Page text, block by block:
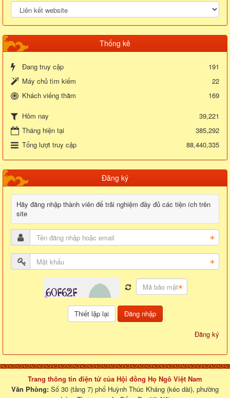
Thống kê
Đang truy cập
191
Máy chủ tìm kiếm
22
Khách viếng thăm
169
Hôm nay
39,221
Tháng hiện tại
385,292
Tổng lượt truy cập
88,440,335
Đăng ký
Hãy đăng nhập thành viên để trải nghiệm đầy đủ các tiện ích trên
site
Đăng nhập
Đăng ký
Trang thông tin điện tử của Hội đồng Họ Ngô Việt Nam
Văn Phòng: Số 30 (tầng 7) phố Huỳnh Thúc Kháng (kéo dài), phường